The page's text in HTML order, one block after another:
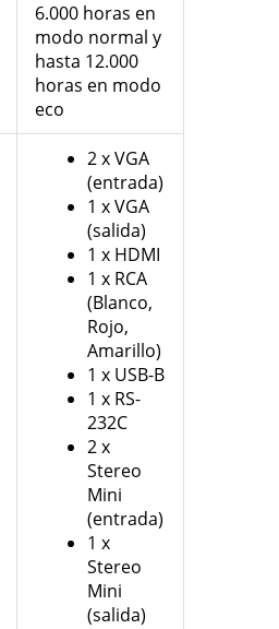
6.000 horas en
modo normal y
hasta 12.000
horas en modo
eco
2 x VGA
(entrada)
1 x VGA
(salida)
1 x HDMI
1 x RCA
(Blanco,
Rojo,
Amarillo)
1 x USB-B
1 x RS-
232C
2 x
Stereo
Mini
(entrada)
1 x
Stereo
Mini
(salida)